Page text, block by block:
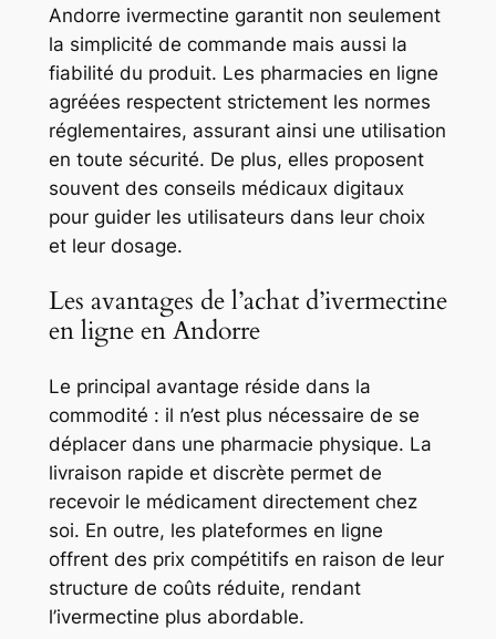
Andorre ivermectine garantit non seulement
la simplicité de commande mais aussi la
fiabilité du produit. Les pharmacies en ligne
agréées respectent strictement les normes
réglementaires, assurant ainsi une utilisation
en toute sécurité. De plus, elles proposent
souvent des conseils médicaux digitaux
pour guider les utilisateurs dans leur choix
et leur dosage.
Les avantages de l’achat d’ivermectine
en ligne en Andorre
Le principal avantage réside dans la
commodité : il n’est plus nécessaire de se
déplacer dans une pharmacie physique. La
livraison rapide et discrète permet de
recevoir le médicament directement chez
soi. En outre, les plateformes en ligne
offrent des prix compétitifs en raison de leur
structure de coûts réduite, rendant
l’ivermectine plus abordable.